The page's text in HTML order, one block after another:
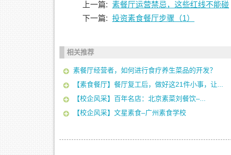
上一篇: 素餐厅运营禁忌，这些红线不能碰
下一篇: 投资素食餐厅步骤（1）
相关推荐
素餐厅经营者，如何进行食疗养生菜品的开发？
【素食餐厅】餐厅复工后，做好这21件小事，让...
【校企风采】百年名店：北京素菜刘餐饮–...
【校企风采】文星素食–广州素食学校